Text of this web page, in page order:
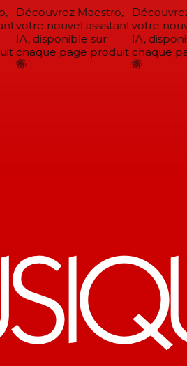
Découvrez Maestro,
votre nouvel assistant
IA, disponible sur
chaque page produit
votre
IA,
chaque